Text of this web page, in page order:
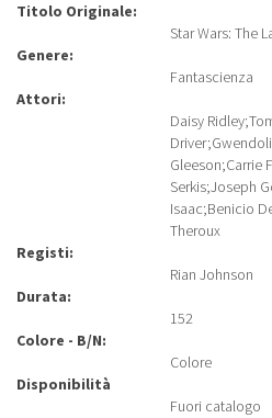
Titolo Originale:
Star Wars: The
Genere:
Fantascienza
Attori:
Daisy Ridley;
Driver;
Gleeson;Carrie
Serkis;Joseph
Isaac;Benicio
Theroux
Registi:
Rian Johnson
Durata:
152
Colore - B/N:
Colore
Disponibilità
Fuori catalogo